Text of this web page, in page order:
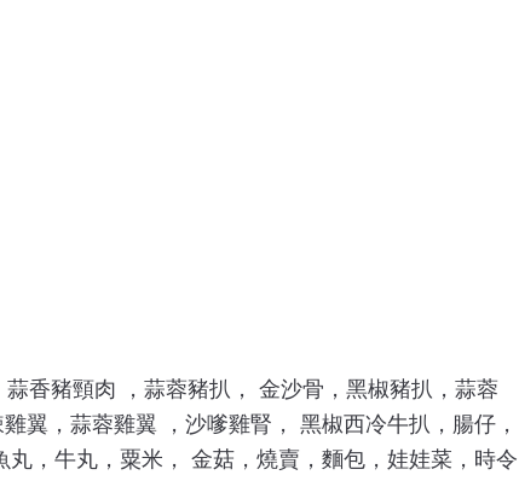
香豬頸肉 ，蒜蓉豬扒， 金沙骨，黑椒豬扒，蒜蓉
翼，蒜蓉雞翼 ，沙嗲雞腎， 黑椒西冷牛扒，腸仔，
，牛丸，粟米， 金菇，燒賣，麵包，娃娃菜，時令